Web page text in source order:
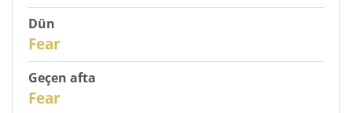
Dün
Fear
Geçen afta
Fear